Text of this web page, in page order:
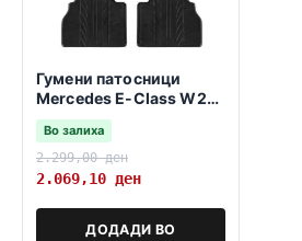
Гумени патосници
Mercedes E-Class W210
1995-2003
Во залиха
2.299,00ден
2.069,10 ден
ДОДАДИ ВО